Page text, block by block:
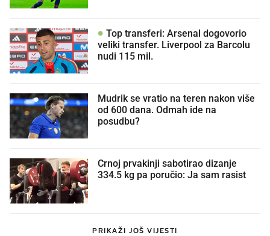
Top transferi: Arsenal dogovorio
veliki transfer. Liverpool za Barcolu
nudi 115 mil.
Mudrik se vratio na teren nakon više
od 600 dana. Odmah ide na
posudbu?
Crnoj prvakinji sabotirao dizanje
334.5 kg pa poručio: Ja sam rasist
PRIKAŽI JOŠ VIJESTI